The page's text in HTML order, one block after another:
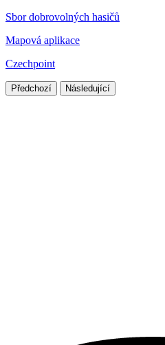
Sbor dobrovolných hasičů
Mapová aplikace
Czechpoint
Předchozí Následující